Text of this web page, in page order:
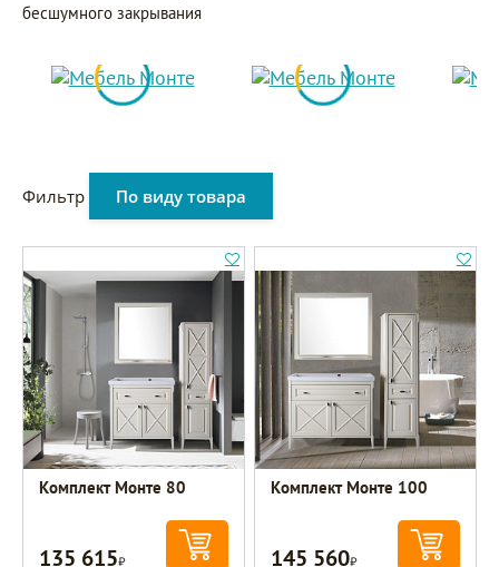
бесшумного закрывания
Фильтр По виду товара
Комплект Монте 80
135 615Р
Комплект Монте 100
145 560Р